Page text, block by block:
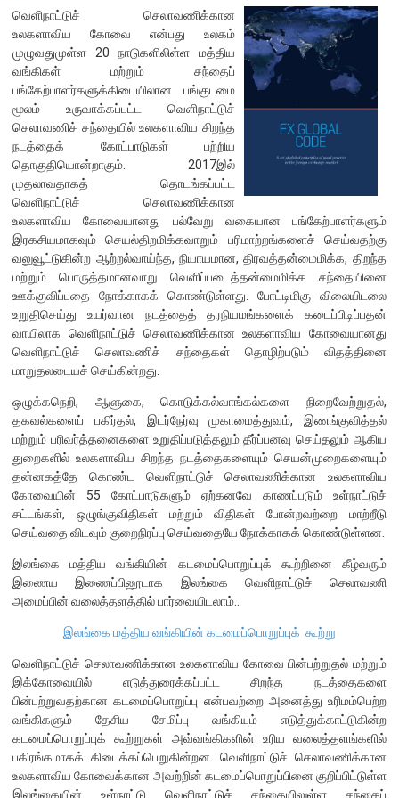
நிறுவன ரீதியான அமைப்பு
நிறுவனக் கட்டமைப்பு
முதன்மை அலுவலர்கள்
திணைக்களங்கள்
ஆளுகைக் கோவைகளும் கொள்கைகளும்
வங்கிப் பணிமனை
வங்கிப் பணிமனை
பிரதேச அலுவலகங்கள்
நூலகம் மற்றும் தகவல் நிலையம்
வங்கித்தொழில் கற்கைகளுக்கான நிலையம்
பொருளாதார வரலாற்று அரும்பொருட் காட்சிச் சாலை
எக்ஸ்டர் அறிக்கை
நாணயக் கொள்கை
நிதியியல் முறைமை
வெளிநாட்டுச் செலாவணிக்கான
உலகளாவிய கோவை என்பது உலகம்
முழுவதுமுள்ள 20 நாடுகளிலிள்ள மத்திய
வங்கிகள் மற்றும் சந்தைப்
பங்கேற்பாளர்களுக்கிடையிலான பங்குடமை
மூலம் உருவாக்கப்பட்ட வெளிநாட்டுச்
செலாவணிச் சந்தையில் உலகளாவிய சிறந்த
நடத்தைக் கோட்பாடுகள் பற்றிய
தொகுதியொன்றாகும். 2017இல்
முதலாவதாகத் தொடங்கப்பட்ட
வெளிநாட்டுச் செலாவணிக்கான
உலகளாவிய கோவையானது பல்வேறு வகையான பங்கேற்பாளர்களும்
இரகசியமாகவும் செயல்திறமிக்கவாறும் பரிமாற்றங்களைச் செய்வதற்கு
வலுவூட்டுகின்ற ஆற்றல்வாய்ந்த, நியாயமான, திரவத்தன்மைமிக்க, திறந்த
மற்றும் பொருத்தமானவாறு வெளிப்படைத்தன்மைமிக்க சந்தையினை
ஊக்குவிப்பதை நோக்காகக் கொண்டுள்ளது. போட்டிமிகு விலையிடலை
உறுதிசெய்து உயர்வான நடத்தைத் தரநியமங்களைக் கடைப்பிடிப்பதன்
வாயிலாக வெளிநாட்டுச் செலாவணிக்கான உலகளாவிய கோவையானது
வெளிநாட்டுச் செலாவணிச் சந்தைகள் தொழிற்படும் விதத்தினை
மாறுதலடையச் செய்கின்றது.
ஒழுக்கநெறி, ஆளுகை, கொடுக்கல்வாங்கல்களை நிறைவேற்றுதல்,
தகவல்களைப் பகிர்தல், இடர்நேர்வு முகாமைத்துவம், இணங்குவித்தல்
மற்றும் பரிவர்த்தனைகளை உறுதிப்படுத்தலும் தீர்ப்பனவு செய்தலும் ஆகிய
துறைகளில் உலகளாவிய சிறந்த நடத்தைகளையும் செயன்முறைகளையும்
தன்னகத்தே கொண்ட வெளிநாட்டுச் செலாவணிக்கான உலகளாவிய
கோவையின் 55 கோட்பாடுகளும் ஏற்கனவே காணப்படும் உள்நாட்டுச்
சட்டங்கள், ஒழுங்குவிதிகள் மற்றும் விதிகள் போன்றவற்றை மாற்றீடு
செய்வதை விடவும் குறைநிரப்பு செய்வதையே நோக்காகக் கொண்டுள்ளன.
இலங்கை மத்திய வங்கியின் கடமைப்பொறுப்புக் கூற்றினை கீழ்வரும்
இணைய இணைப்பினூடாக இலங்கை வெளிநாட்டுச் செலாவணி
அமைப்பின் வலைத்தளத்தில் பார்வையிடலாம்..
இலங்கை மத்திய வங்கியின் கடமைப்பொறுப்புக் கூற்று
வெளிநாட்டுச் செலாவணிக்கான உலகளாவிய கோவை பின்பற்றுதல் மற்றும்
இக்கோவையில் எடுத்துரைக்கப்பட்ட சிறந்த நடத்தைகளை
பின்பற்றுவதற்கான கடமைப்பொறுப்பு என்பவற்றை அனைத்து உரிமம்பெற்ற
வங்கிகளும் தேசிய சேமிப்பு வங்கியும் எடுத்துக்காட்டுகின்ற
கடமைப்பொறுப்புக் கூற்றுகள் அவ்வங்கிகளின் உரிய வலைத்தளங்களில்
பகிரங்கமாகக் கிடைக்கப்பெறுகின்றன. வெளிநாட்டுச் செலாவணிக்கான
உலகளாவிய கோவைக்கான அவற்றின் கடமைப்பொறுப்பினை குறிப்பிட்டுள்ள
இலங்கையின் உள்நாட்டு வெளிநாட்டுச் சந்தையிலுள்ள சந்தைப்